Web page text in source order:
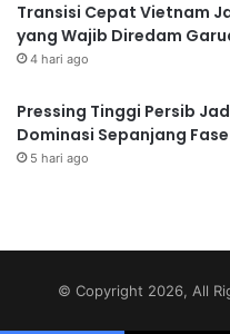
Transisi Cepat Vietnam
yang Wajib Diredam
4 hari ago
Pressing Tinggi Persib
Dominasi Sepanjang
5 hari ago
© Copyright 2026, All